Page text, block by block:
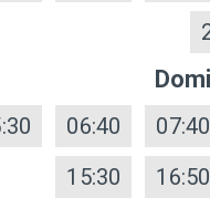
06:40 07:40
15:30
16:50